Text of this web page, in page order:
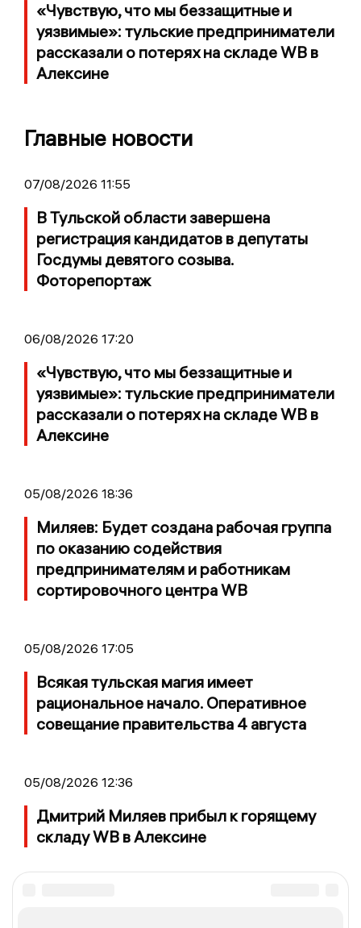
«Чувствую, что мы беззащитные и
уязвимые»: тульские предприниматели
рассказали о потерях на складе WB в
Алексине
Главные новости
07/08/2026 11:55
В Тульской области завершена
регистрация кандидатов в депутаты
Госдумы девятого созыва.
Фоторепортаж
06/08/2026 17:20
«Чувствую, что мы беззащитные и
уязвимые»: тульские предприниматели
рассказали о потерях на складе WB в
Алексине
05/08/2026 18:36
Миляев: Будет создана рабочая группа
по оказанию содействия
предпринимателям и работникам
сортировочного центра WB
05/08/2026 17:05
Всякая тульская магия имеет
рациональное начало. Оперативное
совещание правительства 4 августа
05/08/2026 12:36
Дмитрий Миляев прибыл к горящему
складу WB в Алексине